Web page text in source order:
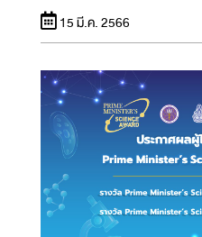
15 มี.ค. 2566